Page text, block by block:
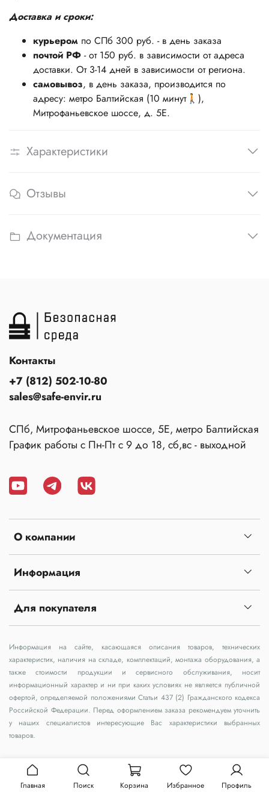
Доставка и сроки:
курьером по СПб 300 руб. - в день заказа
почтой РФ - от 150 руб. в зависимости от адреса
доставки. От 3-14 дней в зависимости от региона.
самовывоз, в день заказа, производится по
адресу: метро Балтийская (10 минут🚶),
Митрофаньевское шоссе, д. 5Е.
Характеристики
Отзывы
Документация
О компании
Информация
Для покупателя
Контакты
+7 (812) 502-10-80
sales@safe-envir.ru
СПб, Митрофаньевское шоссе, 5Е, метро Балтийская
График работы с Пн-Пт с 9 до 18, сб,вс - выходной
Информация на сайте, касающаяся описания товаров, технических
характеристик, наличия на складе, комплектаций, монтажа оборудования, а
также стоимости продукции и сервисного обслуживания, носит
информационный характер и ни при каких условиях не является публичной
офертой, определяемой положениями Статьи 437 (2) Гражданского кодекса
Российской Федерации. Перед оформлением заказа рекомендуем уточнить
у наших специалистов интересующие Вас характеристики выбранных
товаров.
Главная Поиск Корзина Избранное Профиль